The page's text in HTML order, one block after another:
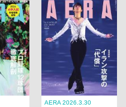
AERA 2026.3.30